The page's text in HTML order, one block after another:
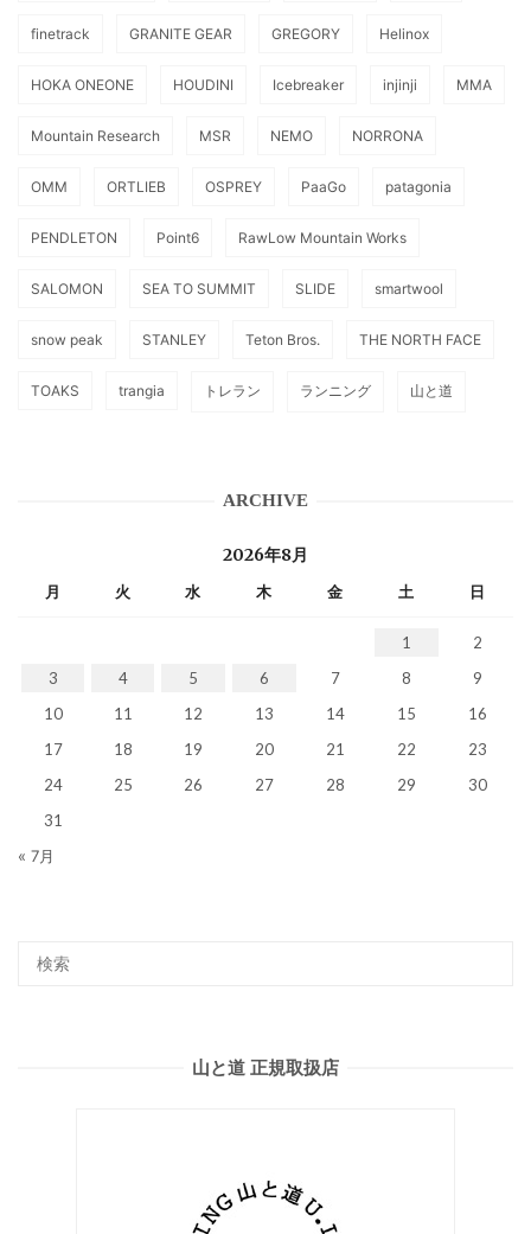
finetrack GRANITE GEAR GREGORY Helinox
HOKA ONEONE HOUDINI Icebreaker injinji MMA
Mountain Research MSR NEMO NORRONA
OMM ORTLIEB OSPREY PaaGo patagonia
PENDLETON Point6 RawLow Mountain Works
SALOMON SEA TO SUMMIT SLIDE smartwool
snow peak STANLEY Teton Bros. THE NORTH FACE
TOAKS trangia トレラン ランニング 山と道
ARCHIVE
2026年8月
月 火 水 木 金 土 日
1
2
3
4 5 6 7 8
9
10
11 12 13 14 15
16
17
18 19 20 21 22
23
24
25 26 27 28 29
30
31
« 7月
山と道 正規取扱店